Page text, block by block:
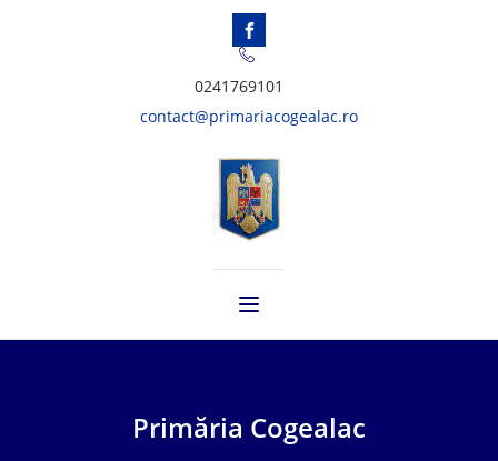
0241769101
contact@primariacogealac.ro
Primăria Cogealac